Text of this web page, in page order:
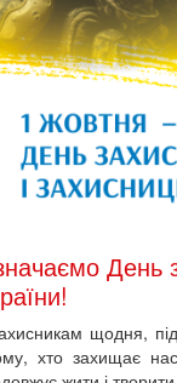
День
щодня,
хто захищає